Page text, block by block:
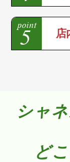
店
シャ
ど